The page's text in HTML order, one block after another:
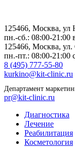
125466, Москва, ул
пн.-сб.: 08:00-21:00
125466, Москва, ул.
пн.-пт.: 08:00-21:00
8 (495) 777-55-80
kurkino@kit-clinic.ru
Департамент
pr@kit-clinic.ru
Диагностика
Лечение
Реабилитация
Косметология